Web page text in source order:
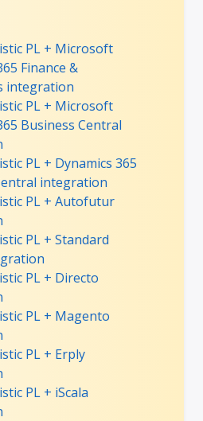
PL + Microsoft
Finance &
integration
PL + Microsoft
Business Central
PL + Dynamics 365
integration
PL + Autofutur
PL + Standard
PL + Directo
PL + Magento
PL + Erply
PL + iScala